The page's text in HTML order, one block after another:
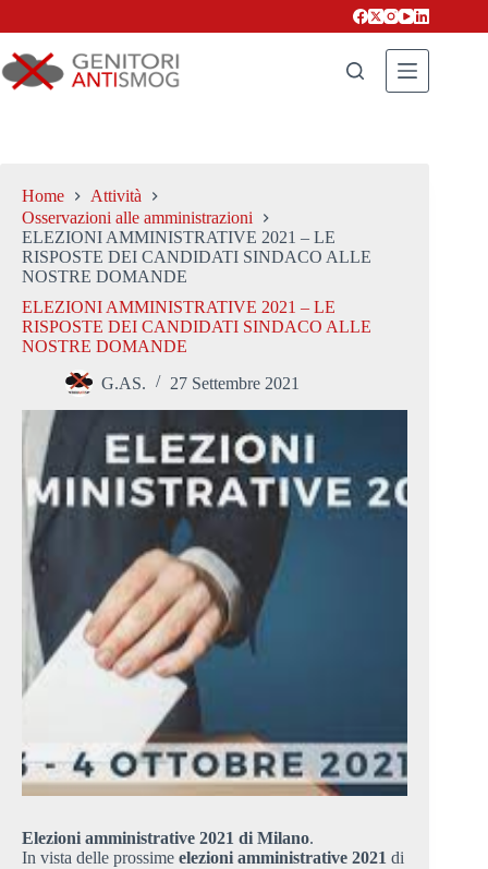
Home
Attività
Osservazioni alle amministrazioni
ELEZIONI AMMINISTRATIVE 2021 – LE
RISPOSTE DEI CANDIDATI SINDACO ALLE
NOSTRE DOMANDE
ELEZIONI AMMINISTRATIVE 2021 – LE
RISPOSTE DEI CANDIDATI SINDACO ALLE
NOSTRE DOMANDE
G.AS. 27 Settembre 2021
Elezioni amministrative 2021 di Milano.
In vista delle prossime elezioni amministrative 2021 di